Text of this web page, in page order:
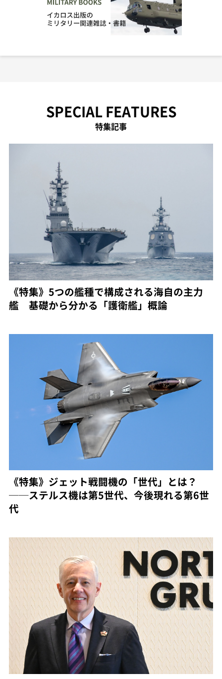
SPECIAL FEATURES
特集記事
《特集》5つの艦種で構成される海自の主力
艦 基礎から分かる「護衛艦」概論
《特集》ジェット戦闘機の「世代」とは？
──ステルス機は第5世代、今後現れる第6世
代